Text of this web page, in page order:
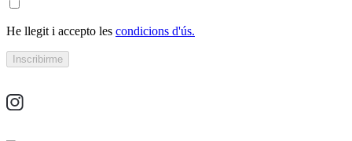
He llegit i accepto les condicions d'ús.